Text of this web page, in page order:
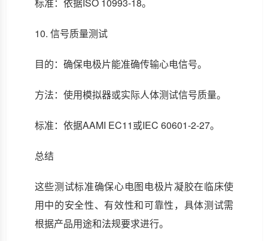
10. 信号质量测试
目的：确保电极片能准确传输心电信号。
方法：使用模拟器或实际人体测试信号质量。
标准：依据AAMI EC11或IEC 60601-2-27。
总结
这些测试标准确保心电图电极片凝胶在临床使
用中的安全性、有效性和可靠性，具体测试需
根据产品用途和法规要求进行。